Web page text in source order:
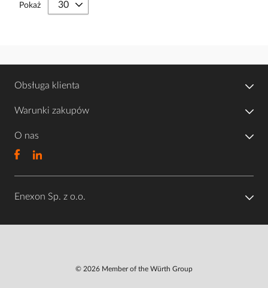
Pokaż
Obsługa klienta
Warunki zakupów
O nas
Enexon Sp. z o.o.
© 2026 Member of the Würth Group